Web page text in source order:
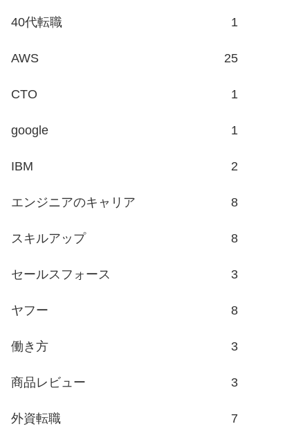
40代転職 1
AWS 25
CTO 1
google 1
IBM 2
エンジニアのキャリア 8
スキルアップ 8
セールスフォース 3
ヤフー 8
働き方 3
商品レビュー 3
外資転職 7